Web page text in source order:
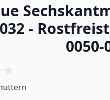
-
0050-